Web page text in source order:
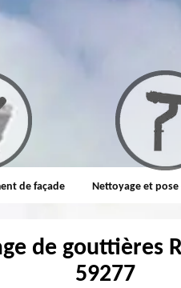
de façade Nettoyage et
de gouttières
59277